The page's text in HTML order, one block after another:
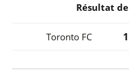
Résultat
Toronto FC